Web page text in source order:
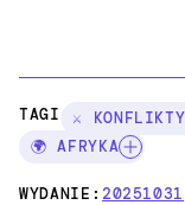
TAGI: ⚔️ KONFLIKTY
🌍 AFRYKA
WYDANIE:20251031